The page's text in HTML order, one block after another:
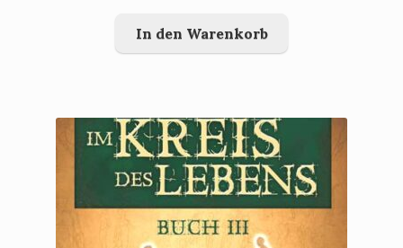
In den Warenkorb